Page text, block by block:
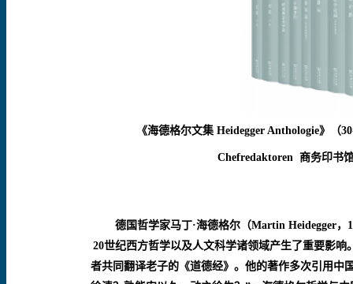
《海德格尔文集Heidegger Anthologie》（30
Chefredaktoren 商务印书
德国哲学家马丁·海德格尔（Martin Heidegger，
20世纪西方哲学以及人文科学诸领域产生了重要影
者共同翻译老子的《道德经》。他的著作多次引用中